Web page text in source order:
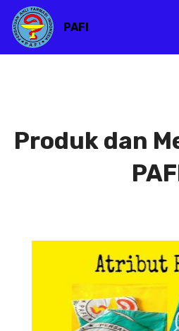
PAFI
Produk dan
Atribut
Atribut